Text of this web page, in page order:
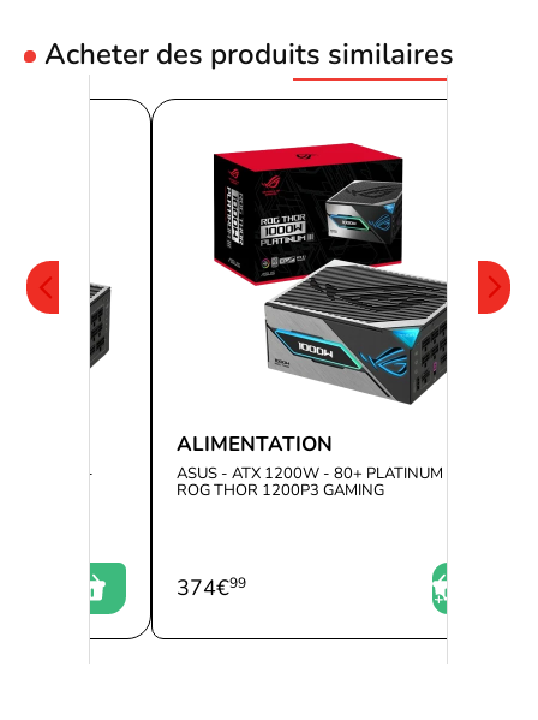
Acheter des produits similaires
-
ALIMENTATION
ASUS - ATX 1200W - 80+ PLATINUM -
ROG THOR 1200P3 GAMING
374€99